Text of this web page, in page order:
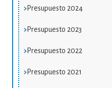
Presupuesto 2024
Presupuesto 2023
Presupuesto 2022
Presupuesto 2021